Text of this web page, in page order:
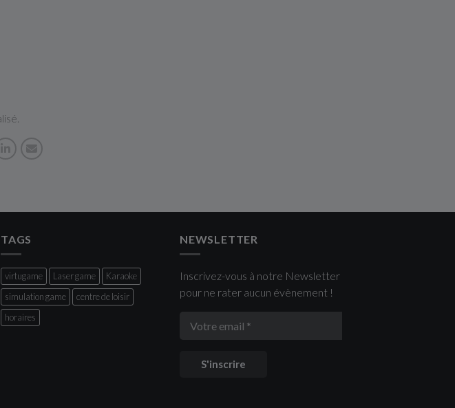
TAGS
virtugame Laser game
Karaoke
simulation game
centre de loisir
horaires
NEWSLETTER
Inscrivez-vous à notre Newsletter
pour ne rater aucun évènement !
S'inscrire